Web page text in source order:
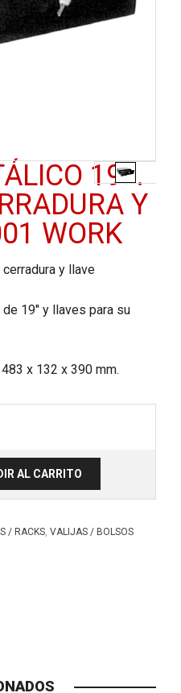
19».
Y
WORK
cerradura y llave
19″ y llaves para su
x 132 x 390 mm.
y llave CJ1001 WORK cantidad
AL CARRITO
/ RACKS VALIJAS / BOLSOS